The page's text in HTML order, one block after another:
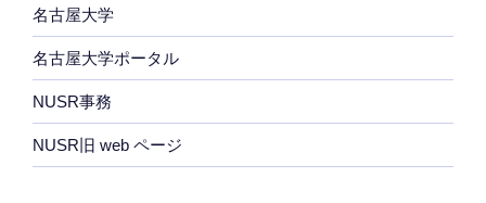
名古屋大学
名古屋大学ポータル
NUSR事務
NUSR旧 web ページ